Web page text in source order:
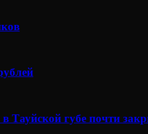
Тауйской губе почти